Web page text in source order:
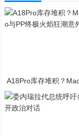
A18Pro库存堆积？
与PP终极火焰狂潮